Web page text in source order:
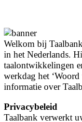
Welkom bij
in het Nederlands.
taalontwikkelingen
werkdag het
informatie over
Privacybeleid
Taalbank verwerkt